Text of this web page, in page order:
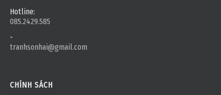
Hotline:
085.2429.585
-
tranhsonhai@gmail.com
CHÍNH SÁCH